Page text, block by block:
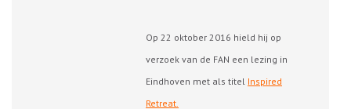
Op 22 oktober 2016 hield hij op
verzoek van de FAN een lezing in
Eindhoven met als titel Inspired
Retreat.